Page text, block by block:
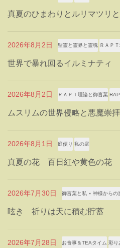
真夏のひまわりとルリマツリ
2026年8月2日 聖霊と霊界と霊魂 ＲＡＰ
世界で暴れ回るイルミナティ
2026年8月2日 ＲＡＰＴ理論と御言葉
ムスリムの世界侵略と悪魔崇拝
2026年8月1日 庭便り 私の庭
真夏の花 百日紅や黄色の花
2026年7月30日 御言葉と私 ⋆ 神様からの
呟き 祈りは天に積む貯蓄
2026年7月28日 お食事＆TEAタイム 彩り